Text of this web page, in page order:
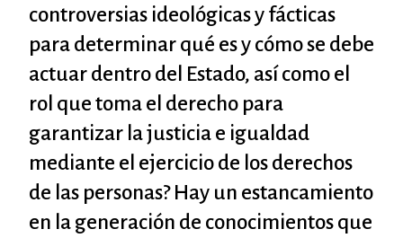
controversias ideológicas y fácticas
para determinar qué es y cómo se debe
actuar dentro del Estado, así como el
rol que toma el derecho para
garantizar la justicia e igualdad
mediante el ejercicio de los derechos
de las personas? Hay un estancamiento
en la generación de conocimientos que